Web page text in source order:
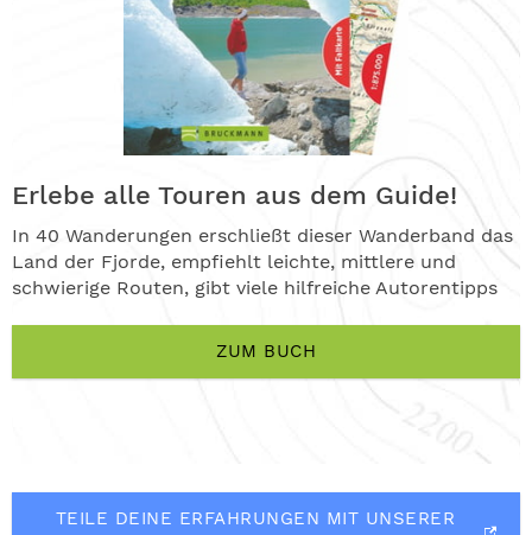
Erlebe alle Touren aus dem Guide!
In 40 Wanderungen erschließt dieser Wanderband das
Land der Fjorde, empfiehlt leichte, mittlere und
schwierige Routen, gibt viele hilfreiche Autorentipps
ZUM BUCH
TEILE DEINE ERFAHRUNGEN MIT UNSERER